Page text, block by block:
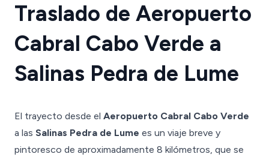
Traslado de Aeropuerto
Cabral Cabo Verde a
Salinas Pedra de Lume
El trayecto desde el Aeropuerto Cabral Cabo Verde
a las Salinas Pedra de Lume es un viaje breve y
pintoresco de aproximadamente 8 kilómetros, que se